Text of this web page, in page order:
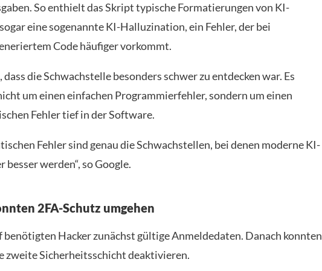
So enthielt das Skript typische Formatierungen von KI-
eine sogenannte KI-Halluzination, ein Fehler, der bei
Code häufiger vorkommt.
die Schwachstelle besonders schwer zu entdecken war. Es
um einen einfachen Programmierfehler, sondern um einen
Fehler tief in der Software.
Fehler sind genau die Schwachstellen, bei denen moderne KI-
besser werden“, so Google.
2FA-Schutz umgehen
benötigten Hacker zunächst gültige Anmeldedaten. Danach konnten
zweite Sicherheitsschicht deaktivieren.